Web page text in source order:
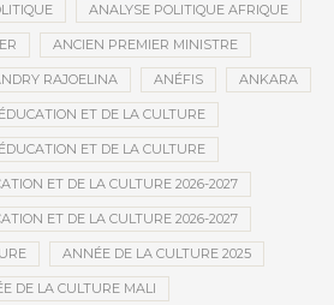
ANALYSE POLITIQUE AFRIQUE
ANCIEN PREMIER MINISTRE
RAJOELINA ANÉFIS ANKARA
ET DE LA CULTURE
ET DE LA CULTURE
ET DE LA CULTURE 2026-2027
ET DE LA CULTURE 2026-2027
ANNÉE DE LA CULTURE 2025
DE LA CULTURE MALI